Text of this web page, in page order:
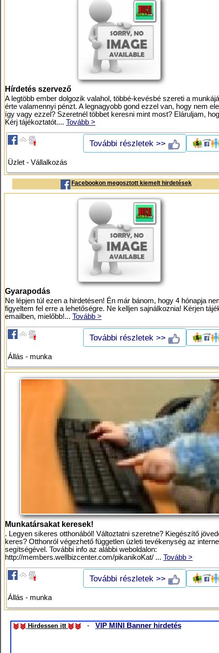
Hírdetés szervező
A legtöbb ember dolgozik valahol, többé-kevésbé szereti a
érte valamennyi pénzt. A legnagyobb gond ezzel van, hogy nem
így vagy ezzel? Szeretnél többet keresni mint most? Eláruljam,
Kérj tájékoztatót.... Tovább >
További részletek >>
Üzlet - Vállalkozás
Facebookon megosztott kiemelt hirdetések
Gyarapodás
Ne lépjen túl ezen a hirdetésen! Én már bánom, hogy 4 hónapja
figyeltem fel erre a lehetőségre. Ne kelljen sajnálkoznia! Kérjen
emailben, mielőbb!... Tovább >
További részletek >>
Állás - munka
Munkatársakat keresek!
. Legyen sikeres otthonából! Változtatni szeretne? Kiegészítő
keres? Otthonról végezhető független üzleti tevékenység az
segítségével. További info az alábbi weboldalon:
http://members.wellbizcenter.com/pikanikoKat/ ... Tovább >
További részletek >>
Állás - munka
Hirdessen itt - VIP MINI Banner hirdetés